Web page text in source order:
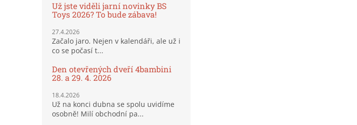
Už jste viděli jarní novinky BS
Toys 2026? To bude zábava!
27.4.2026
Začalo jaro. Nejen v kalendáři, ale už i
co se počasí t...
Den otevřených dveří 4bambini
28. a 29. 4. 2026
18.4.2026
Už na konci dubna se spolu uvidíme
osobně! Milí obchodní pa...